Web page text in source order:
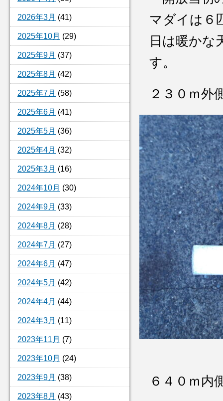
2026年3月 (41)
2025年10月 (29)
2025年9月 (37)
2025年8月 (42)
2025年7月 (58)
2025年6月 (41)
2025年5月 (36)
2025年4月 (32)
2025年3月 (16)
2024年10月 (30)
2024年9月 (33)
2024年8月 (28)
2024年7月 (27)
2024年6月 (47)
2024年5月 (42)
2024年4月 (44)
2024年3月 (11)
2023年11月 (7)
2023年10月 (24)
2023年9月 (38)
2023年8月 (43)
マダイは６
日は暖かな
す。
２３０ｍ
６４０ｍ